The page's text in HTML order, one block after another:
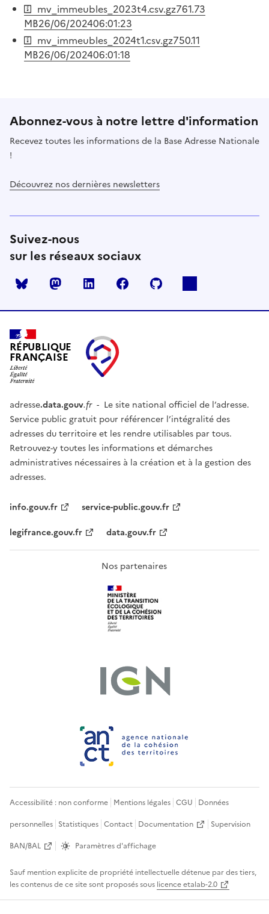
mv_immeubles_2023t4.csv.gz761.73
MB26/06/202406:01:23
mv_immeubles_2024t1.csv.gz750.11
MB26/06/202406:01:18
Abonnez-vous à notre lettre d'information
Recevez toutes les informations de la Base Adresse Nationale
!
Découvrez nos dernières newsletters
Suivez-nous
sur les réseaux sociaux
MastodonLinkedIn Facebook
RÉPUBLIQUE
FRANÇAISE
adresse.data.gouv.fr- Le site national officiel de l’adresse.
Service public gratuit pour référencer l’intégralité des
adresses du territoire et les rendre utilisables par tous.
Retrouvez-y toutes les informations et démarches
administratives nécessaires à la création et à la gestion des
adresses.
info.gouv.fr
service-public.gouv.fr
legifrance.gouv.fr
data.gouv.fr
Nos partenaires
Accessibilité : non conforme Mentions légales CGU
Données
personnelles Statistiques Contact Documentation
Supervision
BAN/BAL
Paramètres d'affichage
Sauf mention explicite de propriété intellectuelle détenue par des tiers,
les contenus de ce site sont proposés sous licence etalab-2.0